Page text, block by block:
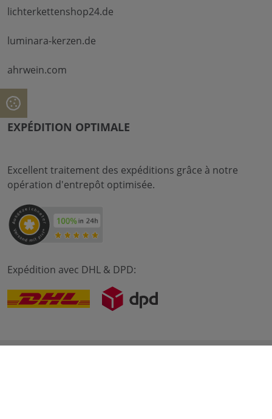
lichterkettenshop24.de
luminara-kerzen.de
ahrwein.com
EXPÉDITION OPTIMALE
Excellent traitement des expéditions grâce à notre
opération d'entrepôt optimisée.
Expédition avec DHL & DPD: